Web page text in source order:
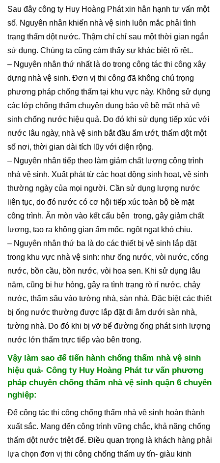
Sau đây công ty Huy Hoàng Phát xin hân hạnh tư vấn một
số. Nguyên nhân khiến nhà vệ sinh luôn mắc phải tình
trạng thấm dột nước. Thậm chí chỉ sau một thời gian ngắn
sử dụng. Chúng ta cũng cảm thấy sự khác biệt rõ rệt..
– Nguyên nhân thứ nhất là do trong công tác thi công xây
dựng nhà vệ sinh. Đơn vị thi công đã không chú trọng
phương pháp chống thấm tại khu vực này. Không sử dụng
các lớp chống thấm chuyên dụng bảo vệ bề mặt nhà vệ
sinh chống nước hiệu quả. Do đó khi sử dụng tiếp xúc với
nước lâu ngày, nhà vệ sinh bắt đầu ẩm ướt, thấm dột một
số nơi, thời gian dài tích lũy với diện rộng.
– Nguyên nhân tiếp theo làm giảm chất lượng công trình
nhà vệ sinh. Xuất phát từ các hoạt động sinh hoạt, vệ sinh
thường ngày của mọi người. Cần sử dụng lượng nước
liên tục, do đó nước có cơ hội tiếp xúc toàn bộ bề mặt
công trình. Ăn mòn vào kết cấu bên trong, gây giảm chất
lượng, tạo ra không gian ẩm mốc, ngột ngạt khó chịu.
– Nguyên nhân thứ ba là do các thiết bị vệ sinh lắp đặt
trong khu vực nhà vệ sinh: như ống nước, vòi nước, cống
nước, bồn cầu, bồn nước, vòi hoa sen. Khi sử dụng lâu
năm, cũng bị hư hỏng, gây ra tình trạng rò rỉ nước, chảy
nước, thấm sâu vào tường nhà, sàn nhà. Đặc biệt các thiết
bị ống nước thường được lắp đặt đi âm dưới sàn nhà,
tường nhà. Do đó khi bị vỡ bể đường ống phát sinh lượng
nước lớn thấm trực tiếp vào bên trong.
Vậy làm sao để tiến hành chống thấm nhà vệ sinh
hiệu quả- Công ty Huy Hoàng Phát tư vấn phương
pháp chuyên chống thấm nhà vệ sinh quận 6 chuyên
nghiệp:
Để công tác thi công chống thấm nhà vệ sinh hoàn thành
xuất sắc. Mang đến công trình vững chắc, khả năng chống
thấm dột nước triệt để. Điều quan trọng là khách hàng phải
lựa chọn đơn vị thi công chống thấm uy tín- giàu kinh